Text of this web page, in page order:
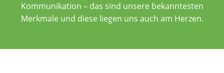
Kommunikation – das sind unsere bekanntesten
Merkmale und diese liegen uns auch am Herzen.